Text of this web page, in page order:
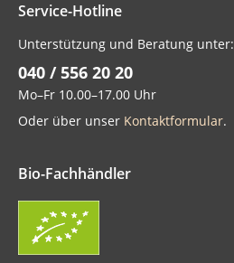
Service-Hotline
Unterstützung und Beratung unter:
040 / 556 20 20
Mo–Fr 10.00–17.00 Uhr
Oder über unser Kontaktformular.
Bio-Fachhändler